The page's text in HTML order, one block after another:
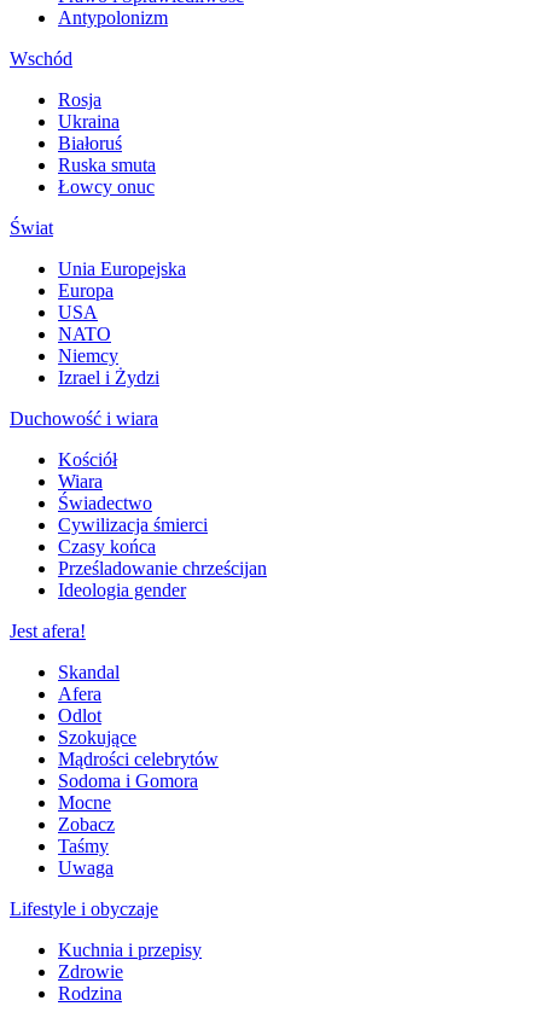
Antypolonizm
Wschód
Rosja
Ukraina
Białoruś
Ruska smuta
Łowcy onuc
Świat
Unia Europejska
Europa
USA
NATO
Niemcy
Izrael i Żydzi
Duchowość i wiara
Kościół
Wiara
Świadectwo
Cywilizacja śmierci
Czasy końca
Prześladowanie chrześcijan
Ideologia gender
Jest afera!
Skandal
Afera
Odlot
Szokujące
Mądrości celebrytów
Sodoma i Gomora
Mocne
Zobacz
Taśmy
Uwaga
Lifestyle i obyczaje
Kuchnia i przepisy
Zdrowie
Rodzina